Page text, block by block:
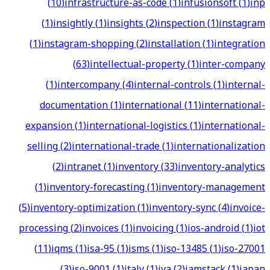
(1)insightly(1)insights(2)inspection(1)instagram
(1)instagram-shopping(2)installation(1)integration
(63)intellectual-property(1)inter-company
(1)intercompany(4)internal-controls(1)internal-
documentation(1)international(11)international-
expansion(1)international-logistics(1)international-
selling(2)international-trade(1)internationalization
(2)intranet(1)inventory(33)inventory-analytics
(1)inventory-forecasting(1)inventory-management
(5)inventory-optimization(1)inventory-sync(4)invoice-
processing(2)invoices(1)invoicing(1)ios-android(1)iot
(11)iqms(1)isa-95(1)isms(1)iso-13485(1)iso-27001